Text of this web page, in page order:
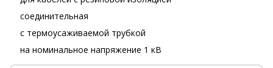
соединительная
с термоусаживаемой трубкой
на номинальное напряжение 1 кВ